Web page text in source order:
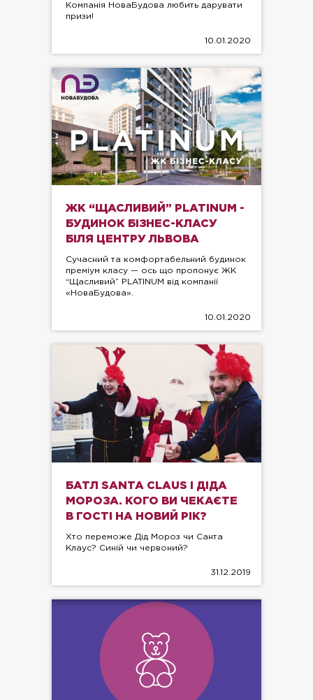
Компанія НоваБудова любить дарувати
призи!
10.01.2020
ЖК “ЩАСЛИВИЙ” PLATINUM -
БУДИНОК БІЗНЕС-КЛАСУ
БІЛЯ ЦЕНТРУ ЛЬВОВА
Сучасний та комфортабельний будинок
преміум класу — ось що пропонує ЖК
“Щасливий” PLATINUM від компанії
«НоваБудова».
10.01.2020
БАТЛ SANTA CLAUS І ДІДА
МОРОЗА. КОГО ВИ ЧЕКАЄТЕ
В ГОСТІ НА НОВИЙ РІК?
Хто переможе Дід Мороз чи Санта
Клаус? Синій чи червоний?
31.12.2019